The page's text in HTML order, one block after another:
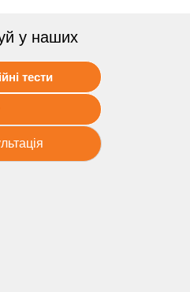
у наших
тести